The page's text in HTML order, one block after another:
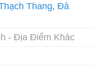
Thang, Đà
- Địa Điểm Khác